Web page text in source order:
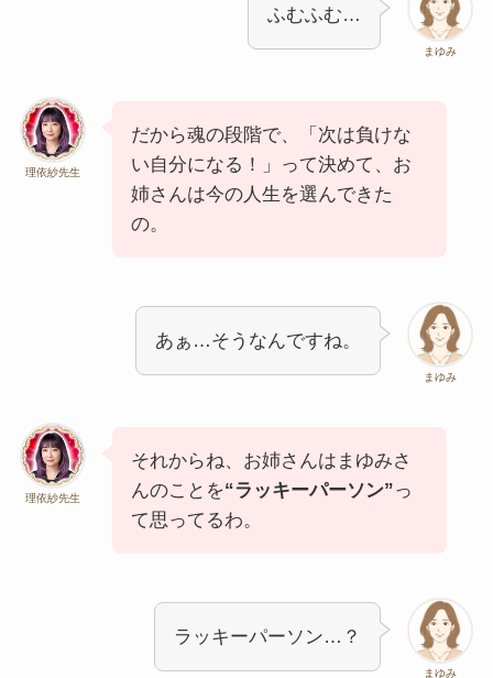
まゆみ
ふむふむ…
理依紗先生
だから魂の段階で、「次は負けな
い自分になる！」って決めて、お
姉さんは今の人生を選んできた
の。
まゆみ
あぁ…そうなんですね。
理依紗先生
それからね、お姉さんはまゆみさ
んのことを“ラッキーパーソン”っ
て思ってるわ。
まゆみ
ラッキーパーソン…？